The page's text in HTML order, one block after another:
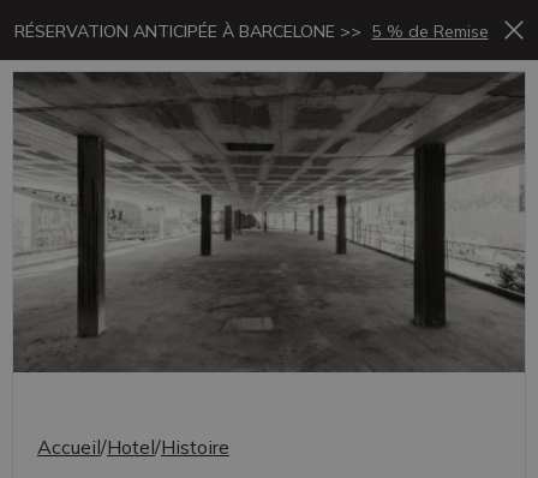
RÉSERVATION ANTICIPÉE À BARCELONE >> 5 % de RemiseFr
Accueil/Hotel/Histoire